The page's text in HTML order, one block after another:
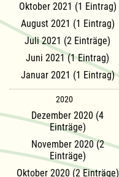
Oktober 2021 (1 Eintrag)
August 2021 (1 Eintrag)
Juli 2021 (2 Einträge)
Juni 2021 (1 Eintrag)
Januar 2021 (1 Eintrag)
2020
Dezember 2020 (4
Einträge)
November 2020 (2
Einträge)
Oktober 2020 (2 Einträge)